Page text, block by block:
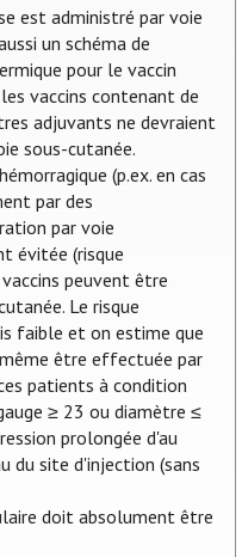
est administré par voie
un schéma de
pour le vaccin
vaccins contenant de
adjuvants ne devraient
sous-cutanée.
(p.ex. en cas
par des
par voie
évitée (risque
peuvent être
Le risque
faible et on estime que
être effectuée par
patients à condition
≥ 23 ou diamètre ≤
prolongée d'au
du site d'injection (sans
doit absolument être